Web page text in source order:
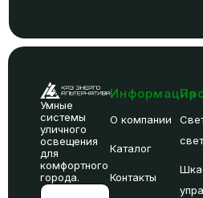
Умные
системы
уличного
освещения
для
комфортного
города.
Информация
О компании
Каталог
Контакты